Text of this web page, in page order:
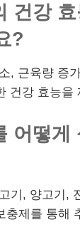
건강 효
?
, 근육량 증
건강 효능을
어떻게
기, 양고기,
충제를 통해